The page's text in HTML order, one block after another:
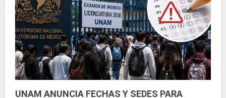
UNAM ANUNCIA FECHAS Y SEDES PARA